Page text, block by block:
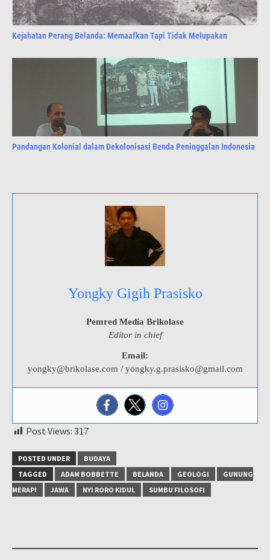
Kejahatan Perang Belanda: Memaafkan Tapi Tidak Melupakan
Pandangan Kolonial dalam Dekolonisasi Benda Peninggalan Indonesia
Yongky Gigih Prasisko
Pemred Media Brikolase
Editor in chief
Email:
yongky@brikolase.com / yongky.g.prasisko@gmail.com
Post Views: 317
POSTED UNDER
BUDAYA
TAGGED
ADAM BOBBETTE BELANDA GEOLOGI
GUNUNG
MERAPI
JAWA NYI RORO KIDUL SUMBU FILOSOFI